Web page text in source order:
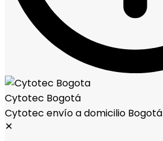
Cytotec Bogotá
Cytotec envío a domicilio Bogotá
✕